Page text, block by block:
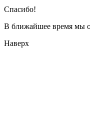
Спасибо!
В ближайшее время мы
Наверх